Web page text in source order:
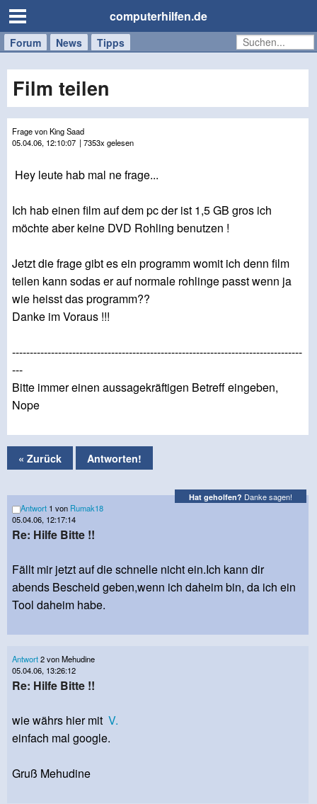
computerhilfen.de
Forum News Tipps
Handy
Tablet
Windows
Mac
Film teilen
Frage von King Saad
05.04.06, 12:10:07 | 7353x gelesen
Hey leute hab mal ne frage...
Ich hab einen film auf dem pc der ist 1,5 GB gros ich
möchte aber keine DVD Rohling benutzen !
Jetzt die frage gibt es ein programm womit ich denn film
teilen kann sodas er auf normale rohlinge passt wenn ja
wie heisst das programm??
Danke im Voraus !!!
----------------------------------------------------------------------------------
---
Bitte immer einen aussagekräftigen Betreff eingeben,
Nope
« Zurück Antworten!
Hat geholfen? Danke sagen!
Antwort 1 von Rumak18
05.04.06, 12:17:14
Re: Hilfe Bitte !!
Fällt mir jetzt auf die schnelle nicht ein.Ich kann dir
abends Bescheid geben,wenn ich daheim bin, da ich ein
Tool daheim habe.
Antwort2 von Mehudine
05.04.06, 13:26:12
Re: Hilfe Bitte !!
wie währs hier mit V.
einfach mal google.
Gruß Mehudine